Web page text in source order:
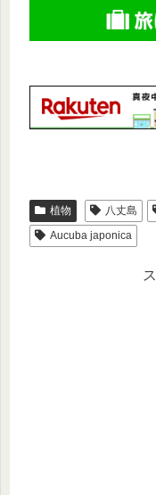
植物 八丈島
Aucuba japonica